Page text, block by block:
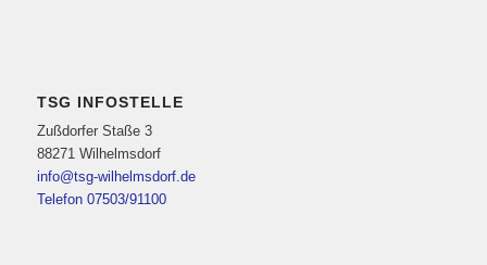
TSG INFOSTELLE
Zußdorfer Staße 3
88271 Wilhelmsdorf
info@tsg-wilhelmsdorf.de
Telefon 07503/91100